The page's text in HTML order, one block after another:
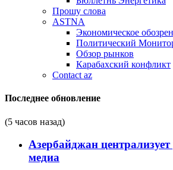
Прошу слова
ASTNA
Экономическое
Политический
Обзор рынков
Карабахский конфликт
Contact az
Последнее обновление
(5 часов назад)
Азербайджан
медиа